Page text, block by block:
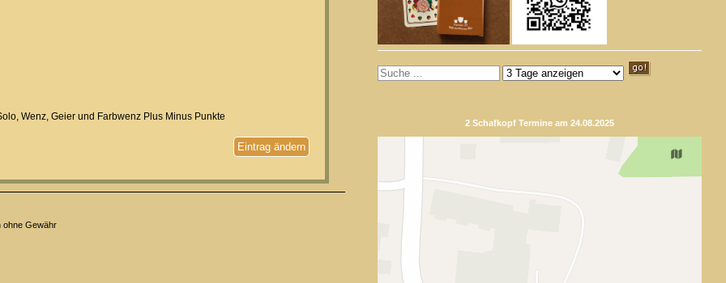
Wenz, Geier und Farbwenz Plus Minus Punkte
Eintrag ändern
ohne Gewähr
2 Schafkopf Termine am 24.08.2025